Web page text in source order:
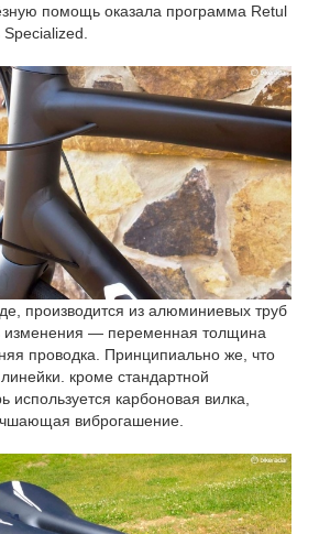
помощь оказала программа Retul
производится из алюминиевых труб
изменения — переменная толщина
проводка. Принципиально же, что
кроме стандартной
используется карбоновая вилка,
виброгашение.